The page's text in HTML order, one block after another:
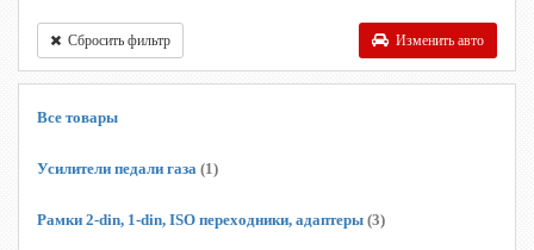
Сбросить фильтр Изменить авто
Все товары
Усилители педали газа (1)
Рамки 2-din, 1-din, ISO переходники, адаптеры (3)